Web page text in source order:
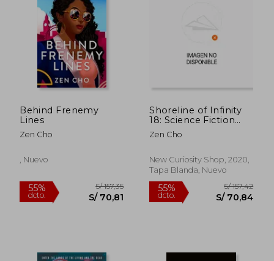
Behind Frenemy
Lines
Zen Cho
, Nuevo
Shoreline of Infinity
18: Science Fiction
Magazine (en Inglés)
Zen Cho
New Curiosity Shop, 2020,
Tapa Blanda, Nuevo